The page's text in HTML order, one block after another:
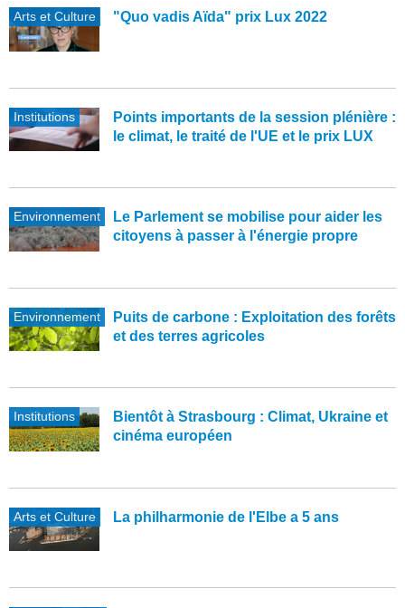
Arts et Culture "Quo vadis Aïda" prix Lux 2022
Institutions
Points importants de la session plénière :
le climat, le traité de l'UE et le prix LUX
Environnement
Le Parlement se mobilise pour aider les
citoyens à passer à l'énergie propre
Environnement
Puits de carbone : Exploitation des forêts
et des terres agricoles
Institutions
Bientôt à Strasbourg : Climat, Ukraine et
cinéma européen
Arts et Culture La philharmonie de l'Elbe a 5 ans